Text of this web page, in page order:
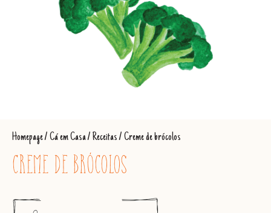
Homepage/ Cá em Casa/ Receitas/ Creme de brócolos
CREME DE BRÓCOLOS